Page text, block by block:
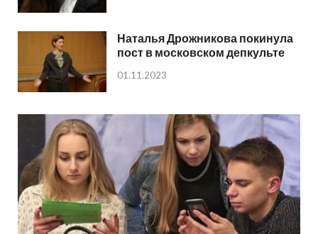
Наталья Дрожникова покинула
пост в московском депкульте
01.11.2023